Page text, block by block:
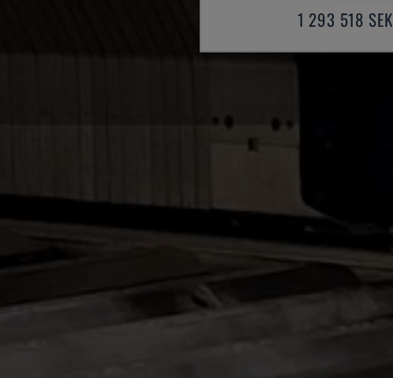
1 293 518 SEK